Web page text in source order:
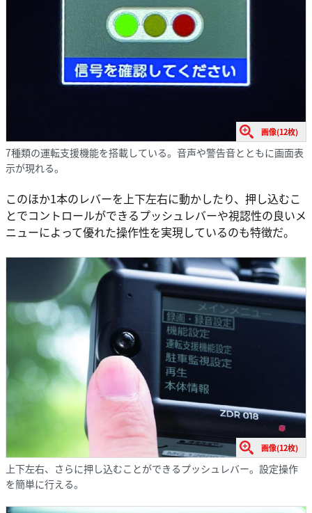
画像(12枚)
7種類の運転支援機能を搭載している。音声や警告音とともに画面表
示が現れる。
このほか1本のレバーを上下左右に動かしたり、押し込むこ
とでコントロールができるプッシュレバーや視認性の良いメ
ニューによって優れた操作性を実現しているのも特徴だ。
画像(12枚)
上下左右、さらに押し込むことができるプッシュレバー。設定操作
を簡単に行える。